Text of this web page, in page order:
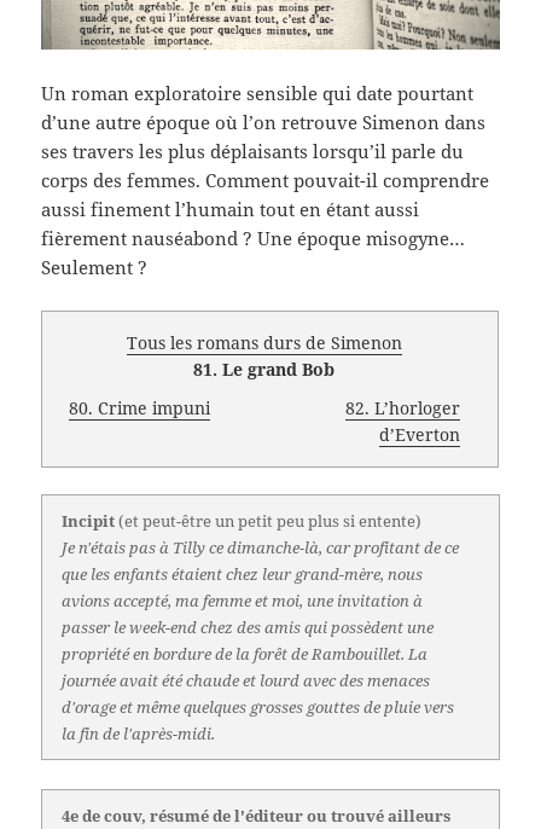
Un roman exploratoire sensible qui date pourtant
d’une autre époque où l’on retrouve Simenon dans
ses travers les plus déplaisants lorsqu’il parle du
corps des femmes. Comment pouvait-il comprendre
aussi finement l’humain tout en étant aussi
fièrement nauséabond ? Une époque misogyne…
Seulement ?
Tous les romans durs de Simenon
81. Le grand Bob
80. Crime impuni
82. L’horloger
d’Everton
Incipit(et peut-être un petit peu plus si entente)
Je n'étais pas à Tilly ce dimanche-là, car profitant de ce
que les enfants étaient chez leur grand-mère, nous
avions accepté, ma femme et moi, une invitation à
passer le week-end chez des amis qui possèdent une
propriété en bordure de la forêt de Rambouillet. La
journée avait été chaude et lourd avec des menaces
d'orage et même quelques grosses gouttes de pluie vers
la fin de l'après-midi.
4e de couv, résumé de l'éditeur ou trouvé ailleurs